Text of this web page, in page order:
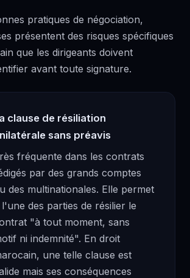
pratiques de négociation,
présentent des risques spécifiques
que les dirigeants doivent
avant toute signature.
clause de résiliation
sans préavis
fréquente dans les contrats
par des grands comptes
des multinationales. Elle permet
des parties de résilier le
"à tout moment, sans
ni indemnité". En droit
une telle clause est
mais ses conséquences